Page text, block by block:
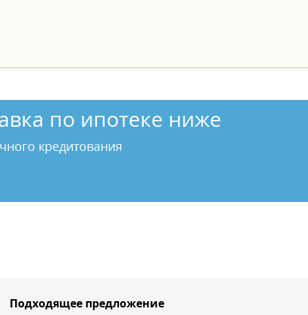
по ипотеке ниже
кредитования
Подходящее предложение